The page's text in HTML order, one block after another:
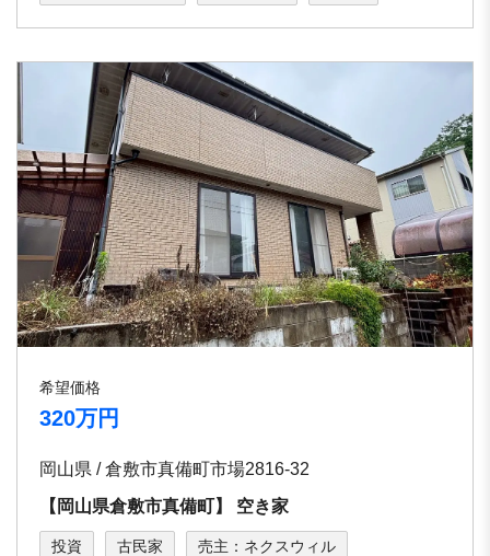
希望価格
320万円
岡山県 / 倉敷市真備町市場2816-32
【岡⼭県倉敷市真備町】 空き家
投資 古民家 売主：ネクスウィル